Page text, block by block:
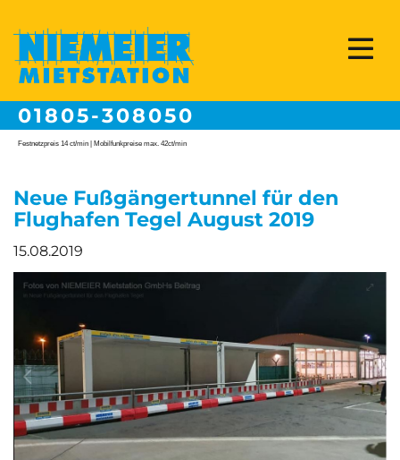
01805-308050
Festnetzpreis 14 ct/min | Mobilfunkpreise max. 42ct/min
Neue Fußgängertunnel für den
Flughafen Tegel August 2019
15.08.2019